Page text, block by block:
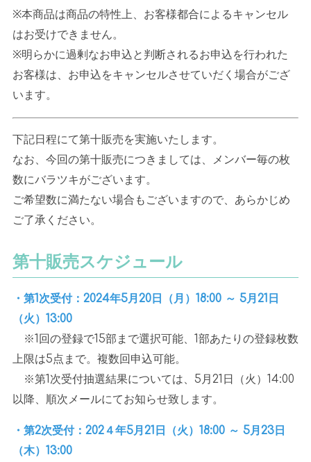
※本商品は商品の特性上、お客様都合によるキャンセル
はお受けできません。
※明らかに過剰なお申込と判断されるお申込を行われた
お客様は、お申込をキャンセルさせていだく場合がござ
います。
下記日程にて第十販売を実施いたします。
なお、今回の第十販売につきましては、メンバー毎の枚
数にバラツキがございます。
ご希望数に満たない場合もございますので、あらかじめ
ご了承ください。
第十販売スケジュール
・第1次受付：2024年5月20日（月）18:00 ～ 5月21日
（火） 13:00
※1 回の登録で15部まで選択可能、 1部あたりの登録枚数
上限は5点まで。複数回申込可能。
※第1 次受付抽選結果については、 5 月 21 日（火） 14:00
以降、順次メールにてお知らせ致します。
・第2次受付：202４年5月21日（火）18:00 ～ 5月23日
（木）13:00